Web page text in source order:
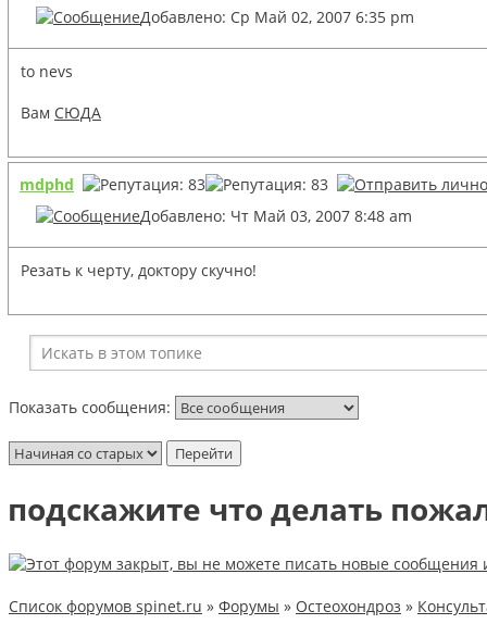
Добавлено: Ср Май 02, 2007 6:35 pm
to nevs
Вам СЮДА
mdphd
Добавлено: Чт Май 03, 2007 8:48 am
Резать к черту, доктору скучно!
Показать сообщения:
подскажите что делать
Список форумов spinet.ru » Форумы » Остеохондроз »